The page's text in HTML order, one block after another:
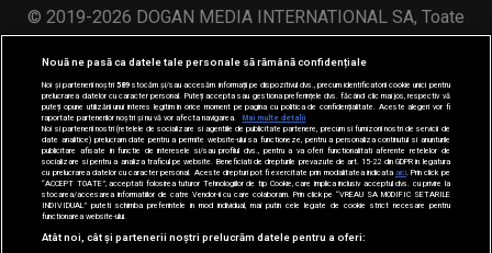
© 2019-2026 DOGAN MEDIA INTERNATIONAL SA, Toate
drepturile rezervate.
Nouă ne pasă ca datele tale personale să rămână confidențiale
Noi și partenerii noștri589stocăm și/sau accesăm informații pe dispozitivul dvs., precum identificatorii cookie unici pentru
prelucrarea datelor cu caracter personal. Puteți accepta sau gestiona preferințele dvs. făcând clic mai jos, respectiv vă
puteți opune utilizării unui interes legitim în orice moment pe pagina cu politica de confidențialitate. Aceste alegeri vor fi
raportate partenerilor noștri și nu vă vor afecta navigarea.
Mai multe detalii
Noi si partenerii nostri (retelele de socializare si agentiile de publicitate partenere, precum si furnizorii nostri de servicii de
date analitice) prelucram date pentru a permite website-ului sa functioneze, pentru a personaliza continutul si anunturile
publicitare afisate in functie de interesele si/sau profilul dvs., pentru a va oferi functionalitati aferente retelelor de
socializare si pentru a analiza traficul pe website. Beneficiati de drepturile prevazute de art. 15-22 din GDPR in legatura
cu prelucrarea datelor cu caracter personal. Aceste drepturi pot fi exercitate prin modalitatea indicataaici . Prin click pe
“ACCEPT TOATE”, acceptati folosirea tuturor Tehnologiilor de tip Cookie, care implica inclusiv acceptul dvs. cu privire la
stocarea/accesarea informatiilor de catre Vendor-ii cu care colaboram. Prin click pe “VREAU SA MODIFIC SETARILE
INDIVIDUAL” puteti schimba preferintele in mod individual, mai putin cele legate de cookie strict necesare pentru
functionarea website-ului.
Atât noi, cât și partenerii noștri prelucrăm datele pentru a oferi: